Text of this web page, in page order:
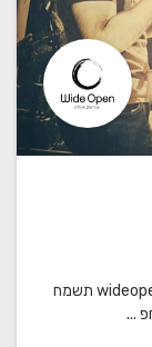
חולמים על אירוע בלתי נשכח? עגלת ה-DJ מבית wideopen תשמח
...